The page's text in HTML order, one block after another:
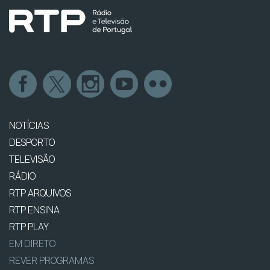
NOTÍCIAS
DESPORTO
TELEVISÃO
RÁDIO
RTP ARQUIVOS
RTP ENSINA
RTP PLAY
EM DIRETO
REVER PROGRAMAS